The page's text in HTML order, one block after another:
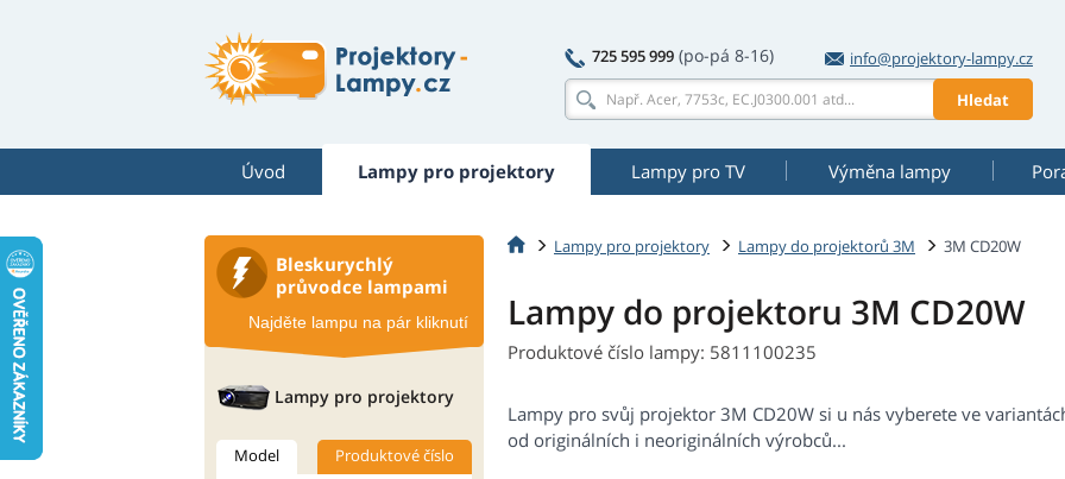
725 595 999 (po-pá 8-16)
info@projektory-lampy.cz
Hledat
Úvod Lampy pro projektory Lampy pro TV Výměna lampy
Lampy pro projektory Lampy do projektorů 3M 3M CD20W
Lampy do projektoru 3M CD20W
Produktové číslo lampy: 5811100235
Lampy pro svůj projektor 3M CD20W si u nás vyberete ve
od originálních i neoriginálních výrobců...
Bleskurychlý
průvodce lampami
Najděte lampu na pár kliknutí
Lampy pro projektory
Model Produktové číslo